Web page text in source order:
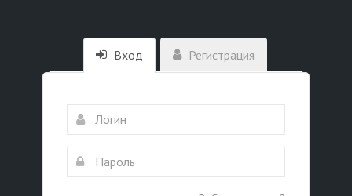
Вход Регистрация